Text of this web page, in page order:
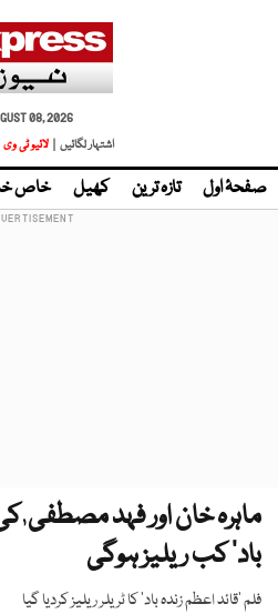
08, 2026
اشتہار لگائیں |
لائیو ٹی وی
صفحۂ اول تازہ ترین کھیل خاص
ماہرہ خان اور فہد مصطفی
باد‘ کب ریلیز ہوگی
فلم ’قائد اعظم زندہ باد‘ کا ٹریلر ریلیز کردیا گیا